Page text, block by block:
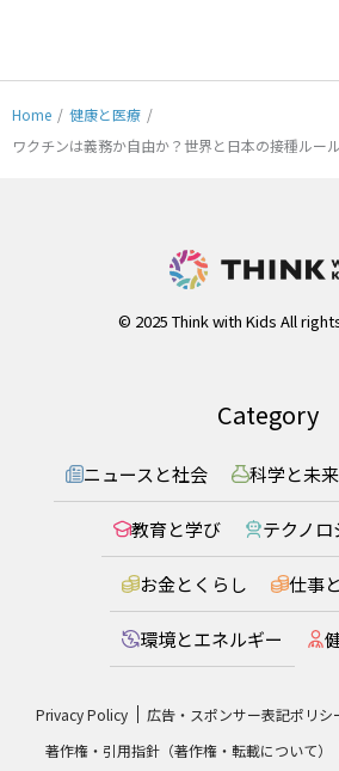
Home / 健康と医療 /
ワクチンは義務か自由か？世界と日本の接種ルー
© 2025 Think with Kids All
Category
ニュースと社会 科学と未来
教育と学び テクノ
お金とくらし 仕事
環境とエネルギー
Privacy Policy
広告・スポンサー表記ポリシ
著作権・引用指針（著作権・転載について）